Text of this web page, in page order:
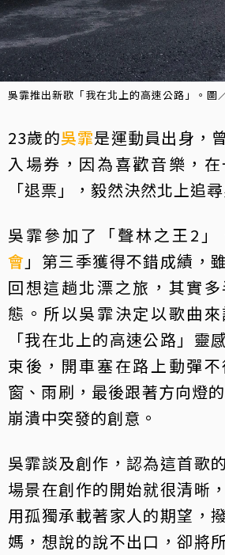
吳霏推出新歌「我在北上的高速公路」。圖
23歲的吳霏是運動員出身，
入場券，因為喜歡音樂，
「退票」，毅然決然北上追
吳霏參加了「聲林之王2」
會 」第三季獲得不錯成績，
回想這趟北漂之旅，其實
態。所以吳霏決定以歌曲
「我在北上的高速公路」靈
束後，開車塞在路上動彈
窗、雨刷，最後跟著方向燈
崩潰中突發的創意。
吳霏談及創作，認為這首歌
場景在創作的開始就很清晰
用孤獨承載著家人的期望，
媽，想說的說不出口，卻將